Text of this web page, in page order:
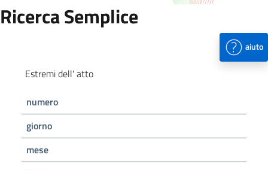
Ricerca Semplice
aiuto
Estremi dell' atto
numero
giorno
mese